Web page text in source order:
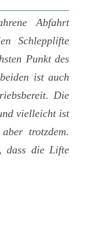
Abfahrt
Schlepplifte
Punkt des
ist auch
Die
vielleicht ist
trotzdem.
dass die Lifte